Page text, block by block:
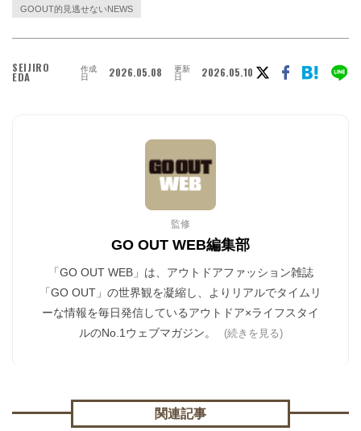
GOOUT的見逃せないNEWS
SEIJIRO
EDA
作成
日 2026.05.08 更新
日 2026.05.10
監修
GO OUT WEB編集部
「GO OUT WEB」は、アウトドアファッション雑誌
「GO OUT」の世界観を凝縮し、よりリアルでタイムリ
ーな情報を毎日発信しているアウトドア×ライフスタイ
ルのNo.1ウェブマガジン。
(続きを見る)
関連記事